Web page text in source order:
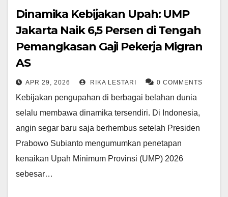
Dinamika Kebijakan Upah: UMP
Jakarta Naik 6,5 Persen di Tengah
Pemangkasan Gaji Pekerja Migran
AS
APR 29, 2026 RIKA LESTARI 0 COMMENTS
Kebijakan pengupahan di berbagai belahan dunia
selalu membawa dinamika tersendiri. Di Indonesia,
angin segar baru saja berhembus setelah Presiden
Prabowo Subianto mengumumkan penetapan
kenaikan Upah Minimum Provinsi (UMP) 2026
sebesar…